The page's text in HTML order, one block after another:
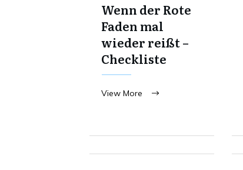
Wenn der Rote
Faden mal
wieder reißt –
Checkliste
View More